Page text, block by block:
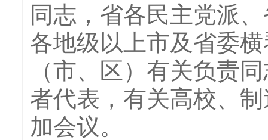
同志，省各民主党派
各地级以上市及省委
（市、区）有关负责
者代表，有关高校、
加会议。